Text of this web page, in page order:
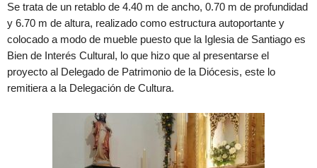
Se trata de un retablo de 4.40 m de ancho, 0.70 m de profundidad
y 6.70 m de altura, realizado como estructura autoportante y
colocado a modo de mueble puesto que la Iglesia de Santiago es
Bien de Interés Cultural, lo que hizo que al presentarse el
proyecto al Delegado de Patrimonio de la Diócesis, este lo
remitiera a la Delegación de Cultura.